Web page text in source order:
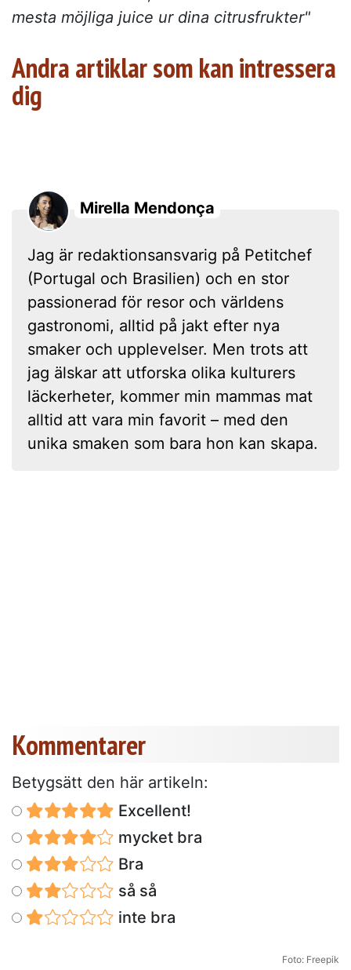
mesta möjliga juice ur dina citrusfrukter"
Andra artiklar som kan intressera
dig
Mirella Mendonça
Jag är redaktionsansvarig på Petitchef
(Portugal och Brasilien) och en stor
passionerad för resor och världens
gastronomi, alltid på jakt efter nya
smaker och upplevelser. Men trots att
jag älskar att utforska olika kulturers
läckerheter, kommer min mammas mat
alltid att vara min favorit – med den
unika smaken som bara hon kan skapa.
Kommentarer
Betygsätt den här artikeln:
Excellent!
mycket bra
Bra
så så
inte bra
Foto: Freepik